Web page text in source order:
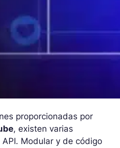
proporcionadas por
, existen varias
Modular y de código